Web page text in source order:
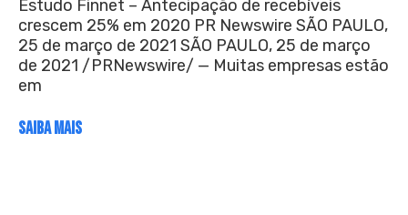
Estudo Finnet – Antecipação de recebíveis
crescem 25% em 2020 PR Newswire SÃO PAULO,
25 de março de 2021 SÃO PAULO, 25 de março
de 2021 /PRNewswire/ — Muitas empresas estão
em
SAIBA MAIS